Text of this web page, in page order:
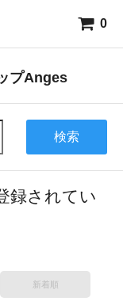
0
プAnges
検索
録されてい
新着順